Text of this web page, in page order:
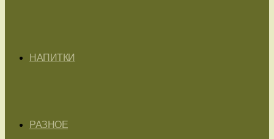
НАПИТКИ
РАЗНОЕ